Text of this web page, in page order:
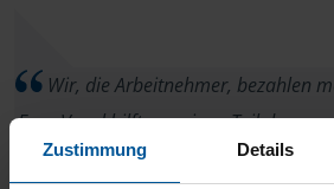
Zustimmung Details
Wir, die Arbeitnehmer, bezahlen
Frau Vogel hilft uns einen Teil davon
mit nettem Lächeln